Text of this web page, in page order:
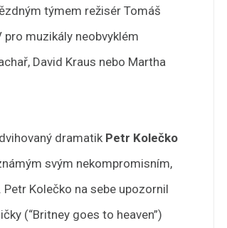
týmem režisér Tomáš
muzikály neobvyklém
David Kraus nebo Martha
dramatikPetr Kolečko
svým nekompromisním,
Kolečko na sebe upozornil
(“Britney goes to heaven”)